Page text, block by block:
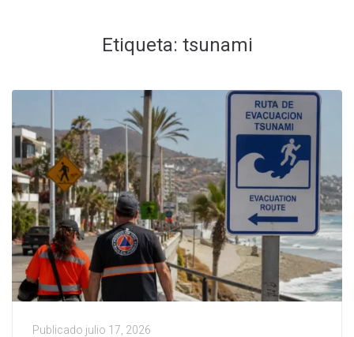
Etiqueta: tsunami
Publicado julio 17, 2026